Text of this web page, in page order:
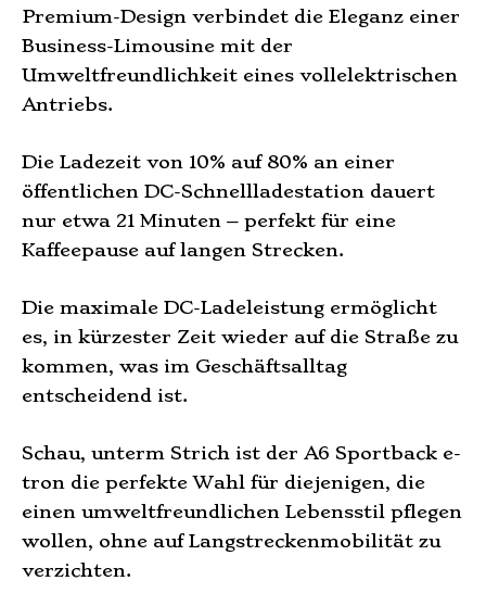
Premium-Design verbindet die Eleganz einer
Business-Limousine mit der
Umweltfreundlichkeit eines vollelektrischen
Antriebs.
Die Ladezeit von 10% auf 80% an einer
öffentlichen DC-Schnellladestation dauert
nur etwa 21 Minuten – perfekt für eine
Kaffeepause auf langen Strecken.
Die maximale DC-Ladeleistung ermöglicht
es, in kürzester Zeit wieder auf die Straße zu
kommen, was im Geschäftsalltag
entscheidend ist.
Schau, unterm Strich ist der A6 Sportback e-
tron die perfekte Wahl für diejenigen, die
einen umweltfreundlichen Lebensstil pflegen
wollen, ohne auf Langstreckenmobilität zu
verzichten.